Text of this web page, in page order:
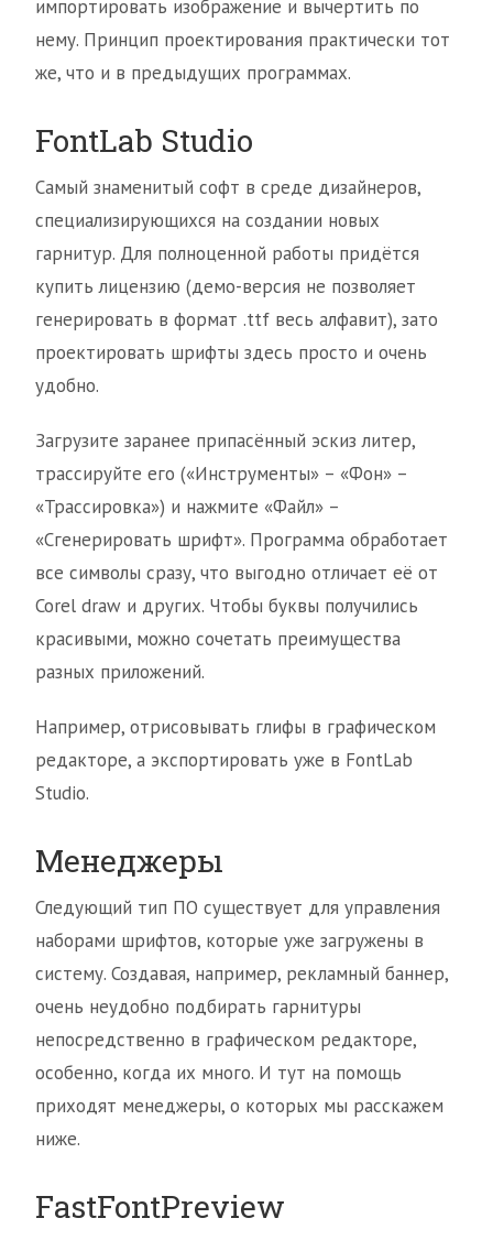
импортировать изображение и вычертить по
нему. Принцип проектирования практически тот
же, что и в предыдущих программах.
FontLab Studio
Самый знаменитый софт в среде дизайнеров,
специализирующихся на создании новых
гарнитур. Для полноценной работы придётся
купить лицензию (демо-версия не позволяет
генерировать в формат .ttf весь алфавит), зато
проектировать шрифты здесь просто и очень
удобно.
Загрузите заранее припасённый эскиз литер,
трассируйте его («Инструменты» – «Фон» –
«Трассировка») и нажмите «Файл» –
«Сгенерировать шрифт». Программа обработает
все символы сразу, что выгодно отличает её от
Corel draw и других. Чтобы буквы получились
красивыми, можно сочетать преимущества
разных приложений.
Например, отрисовывать глифы в графическом
редакторе, а экспортировать уже в FontLab
Studio.
Менеджеры
Следующий тип ПО существует для управления
наборами шрифтов, которые уже загружены в
систему. Создавая, например, рекламный баннер,
очень неудобно подбирать гарнитуры
непосредственно в графическом редакторе,
особенно, когда их много. И тут на помощь
приходят менеджеры, о которых мы расскажем
ниже.
FastFontPreview